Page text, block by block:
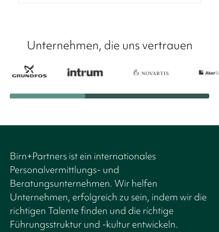
Unternehmen, die uns vertrauen
Birn+Partners ist ein internationales
Personalvermittlungs- und
Beratungsunternehmen. Wir helfen
Unternehmen, erfolgreich zu sein, indem wir die
richtigen Talente finden und die richtige
Führungsstruktur und -kultur entwickeln.